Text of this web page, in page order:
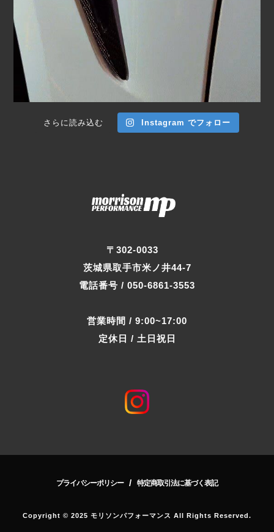
〒302-0033
茨城県取手市米ノ井44-7
電話番号 / 050-6861-3553
営業時間 / 9:00~17:00
定休日 / 土日祝日
さらに読み込む Instagram でフォロー
プライバシーポリシー / 特定商取引法に基づく表記
Copyright © 2025 モリソンパフォーマンス All Rights Reserved.